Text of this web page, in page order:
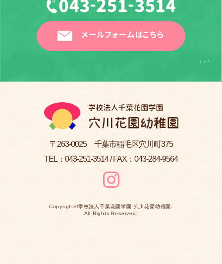
メールフォームはこちら
〒263-0025 千葉市稲毛区穴川町375
TEL： 043-251-3514/ FAX：043-284-9564
Copyright©学校法人千葉花園学園 穴川花園幼稚園
All Rights Reserved.